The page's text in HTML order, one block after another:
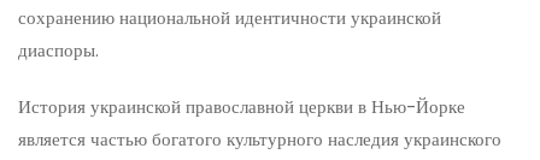
сохранению национальной идентичности украинской
диаспоры.
История украинской православной церкви в Нью-Йорке
является частью богатого культурного наследия украинского